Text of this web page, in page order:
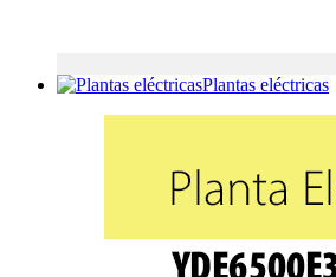
Plantas eléctricas